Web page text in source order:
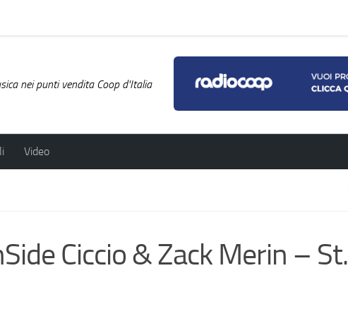
nei punti vendita Coop d'Italia
Video
Ciccio & Zack Merin – St.